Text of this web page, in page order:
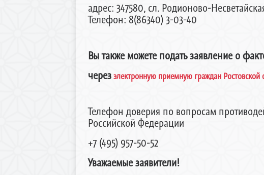
адрес: 347580, сл. Родионово-
Телефон: 8(86340) 3-03-40
Вы также можете подать заявление о
черезэлектронную приемную граждан Ростовской
Телефон доверия по вопросам
Российской Федерации
+7 (495) 957-50-52
Уважаемые заявители!